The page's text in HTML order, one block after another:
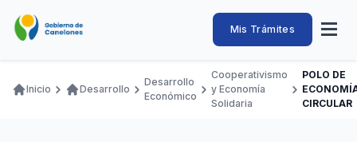
contenido
Intendencia
Canelones
Abrir
Navegación
Mis Trámites
Ruta
Inicio Desarrollo
Desarrollo
Económico
Cooperativismo
y Economía
Solidaria
POLO DE
CIRCULAR